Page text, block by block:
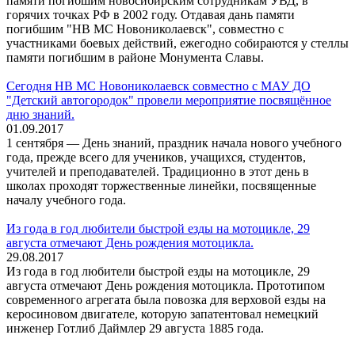
горячих точках РФ в 2002 году. Отдавая дань памяти
погибшим "НВ МС Новониколаевск", совместно с
участниками боевых действий, ежегодно собираются у стеллы
памяти погибшим в районе Монумента Славы.
Сегодня НВ МС Новониколаевск совместно с МАУ ДО
"Детский автогородок" провели мероприятие посвящённое
дню знаний.
01.09.2017
1 сентября — День знаний, праздник начала нового учебного
года, прежде всего для учеников, учащихся, студентов,
учителей и преподавателей. Традиционно в этот день в
школах проходят торжественные линейки, посвященные
началу учебного года.
Из года в год любители быстрой езды на мотоцикле, 29
августа отмечают День рождения мотоцикла.
29.08.2017
Из года в год любители быстрой езды на мотоцикле, 29
августа отмечают День рождения мотоцикла. Прототипом
современного агрегата была повозка для верховой езды на
керосиновом двигателе, которую запатентовал немецкий
инженер Готлиб Даймлер 29 августа 1885 года.